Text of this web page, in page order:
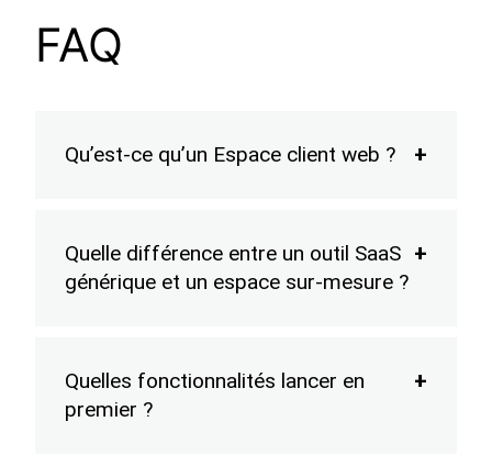
FAQ
Qu’est-ce qu’un Espace client web ?
Quelle différence entre un outil SaaS
générique et un espace sur-mesure ?
Quelles fonctionnalités lancer en
premier ?